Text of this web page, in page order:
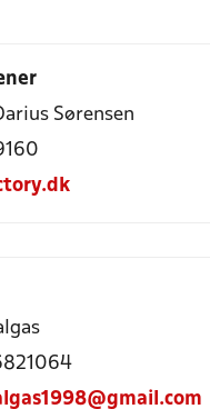
Sørensen